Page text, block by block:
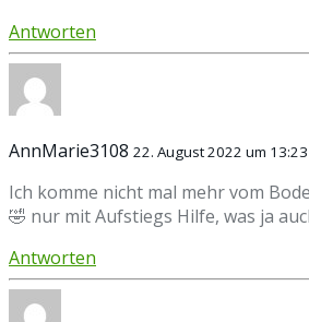
Antworten
AnnMarie3108 22. August 2022 um 13:23
Ich komme nicht mal mehr vom
🤣 nur mit Aufstiegs Hilfe, was ja
Antworten